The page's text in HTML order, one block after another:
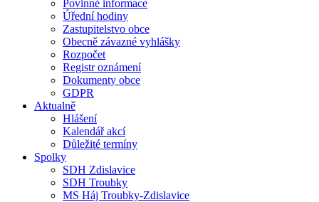
Povinné informace
Úřední hodiny
Zastupitelstvo obce
Obecně závazné vyhlášky
Rozpočet
Registr oznámení
Dokumenty obce
GDPR
Aktualně
Hlášení
Kalendář akcí
Důležité termíny
Spolky
SDH Zdislavice
SDH Troubky
MS Háj Troubky-Zdislavice